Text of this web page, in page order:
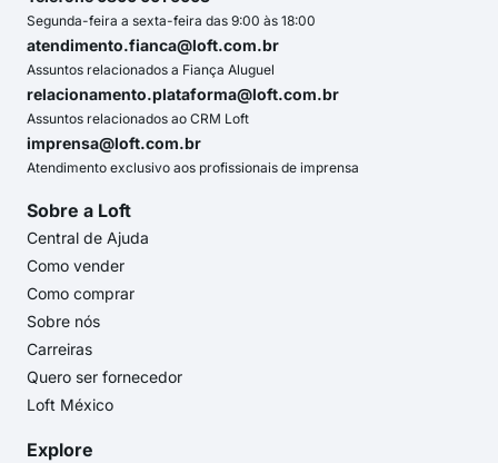
Segunda-feira a sexta-feira das 9:00 às 18:00
atendimento.fianca@loft.com.br
Assuntos relacionados a Fiança Aluguel
relacionamento.plataforma@loft.com.br
Assuntos relacionados ao CRM Loft
imprensa@loft.com.br
Atendimento exclusivo aos profissionais de imprensa
Sobre a Loft
Central de Ajuda
Como vender
Como comprar
Sobre nós
Carreiras
Quero ser fornecedor
Loft México
Explore